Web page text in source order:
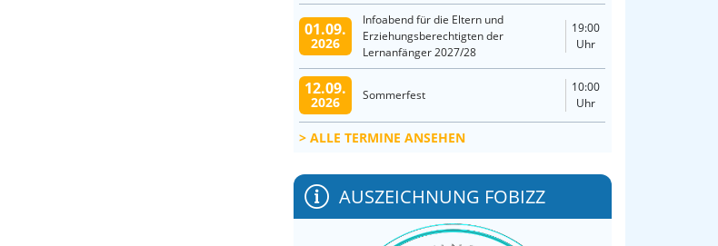
01.09.
2026
Infoabend für die Eltern und
Erziehungsberechtigten der
Lernanfänger 2027/28
19:00
Uhr
12.09.
2026 Sommerfest
10:00
Uhr
ALLE TERMINE ANSEHEN
AUSZEICHNUNG FOBIZZ